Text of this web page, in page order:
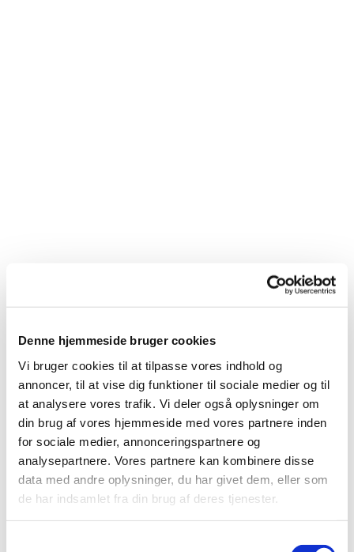
Denne hjemmeside bruger cookies
Vi bruger cookies til at tilpasse vores indhold og
annoncer, til at vise dig funktioner til sociale medier og til
at analysere vores trafik. Vi deler også oplysninger om
din brug af vores hjemmeside med vores partnere inden
for sociale medier, annonceringspartnere og
analysepartnere. Vores partnere kan kombinere disse
data med andre oplysninger, du har givet dem, eller som
de har indsamlet fra din brug af deres tjenester.